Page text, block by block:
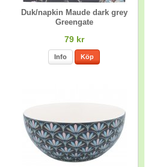
Duk/napkin Maude dark grey
Greengate
79 kr
Info Köp